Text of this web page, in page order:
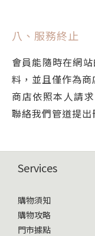
八、服務終止
會員能隨時在網
料，並且僅作為商
商店依照本人請
聯絡我們管道提
Services
購物須知
購物攻略
門市據點